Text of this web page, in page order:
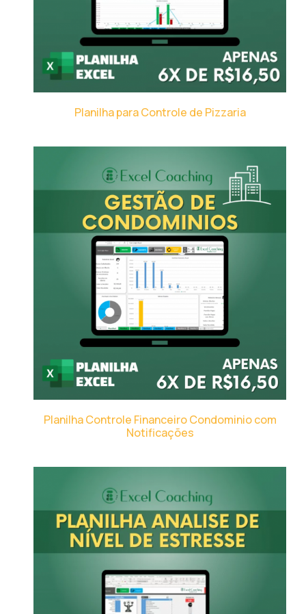
Planilha para Controle de Pizzaria
Planilha Controle Financeiro Condominio com
Notificações